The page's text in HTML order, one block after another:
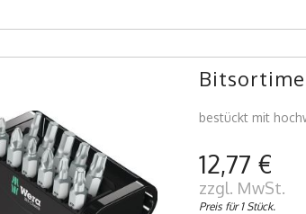
bestückt mit
12,77 €
zzgl. MwSt.
Preis für 1 Stück.